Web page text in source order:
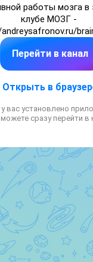
работы мозга в
клубе МОЗГ -
Перейти в канал
Открыть в
у вас установлено
сразу перейти в